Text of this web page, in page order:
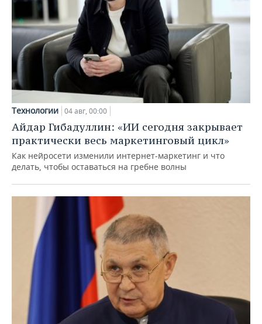
Технологии 04 авг, 00:00
Айдар Гибадуллин: «ИИ сегодня закрывает
практически весь маркетинговый цикл»
Как нейросети изменили интернет-маркетинг и что
делать, чтобы оставаться на гребне волны